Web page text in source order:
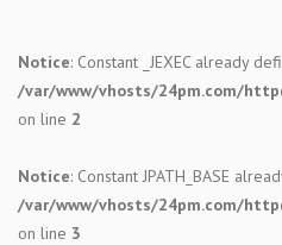
Notice: Constant _JEXEC already
/var/www/vhosts/24pm.com/
on line 2
Notice: Constant JPATH_BASE
/var/www/vhosts/24pm.com/
on line 3